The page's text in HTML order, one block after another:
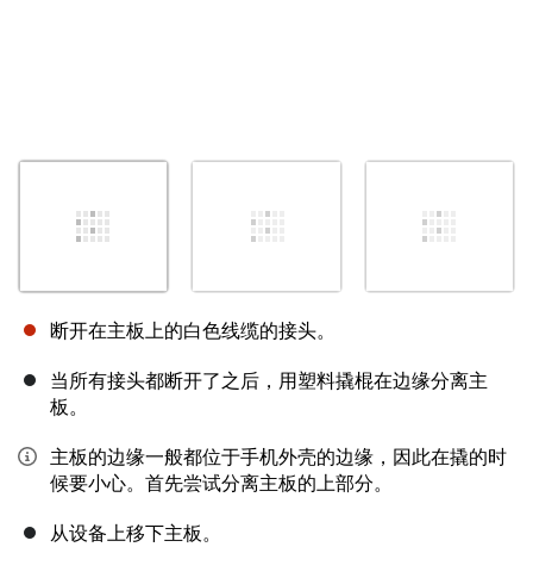
断开在主板上的白色线缆的接头。
当所有接头都断开了之后，用塑料撬棍在边缘分离主
板。
主板的边缘一般都位于手机外壳的边缘，因此在撬的时
候要小心。首先尝试分离主板的上部分。
从设备上移下主板。